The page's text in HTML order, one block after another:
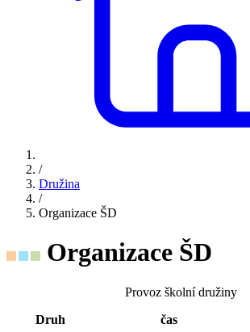
/
Družina
/
Organizace ŠD
Organizace ŠD
Provoz školní družiny
Druh
čas